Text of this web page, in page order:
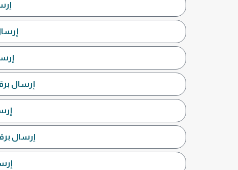
إرسال
إرسال